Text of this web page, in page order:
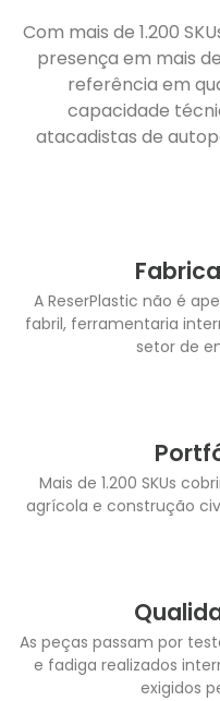
Com mais de 1.200
presença em mais
referência em
capacidade
atacadistas de
A ReserPlastic não é
fabril, ferramentaria
setor de
Mais de 1.200 SKUs
agrícola e construção
As peças passam por
e fadiga realizados
exigidos